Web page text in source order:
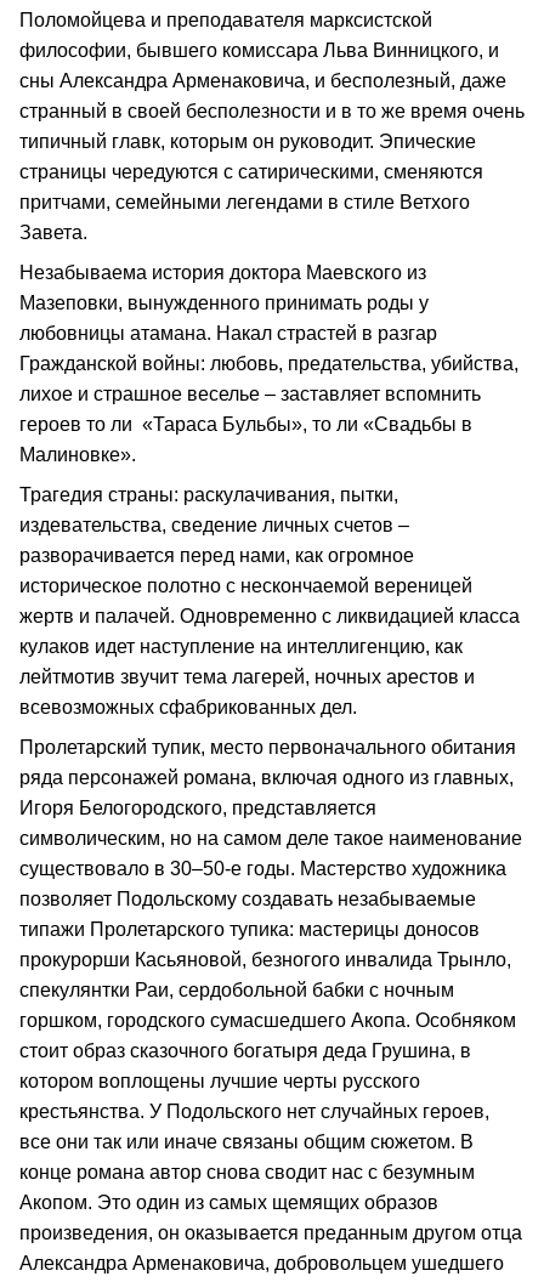
Поломойцева и преподавателя марксистской
философии, бывшего комиссара Льва Винницкого, и
сны Александра Арменаковича, и бесполезный, даже
странный в своей бесполезности и в то же время очень
типичный главк, которым он руководит. Эпические
страницы чередуются с сатирическими, сменяются
притчами, семейными легендами в стиле Ветхого
Завета.
Незабываема история доктора Маевского из
Мазеповки, вынужденного принимать роды у
любовницы атамана. Накал страстей в разгар
Гражданской войны: любовь, предательства, убийства,
лихое и страшное веселье – заставляет вспомнить
героев то ли «Тараса Бульбы», то ли «Свадьбы в
Малиновке».
Трагедия страны: раскулачивания, пытки,
издевательства, сведение личных счетов –
разворачивается перед нами, как огромное
историческое полотно с нескончаемой вереницей
жертв и палачей. Одновременно с ликвидацией класса
кулаков идет наступление на интеллигенцию, как
лейтмотив звучит тема лагерей, ночных арестов и
всевозможных сфабрикованных дел.
Пролетарский тупик, место первоначального обитания
ряда персонажей романа, включая одного из главных,
Игоря Белогородского, представляется
символическим, но на самом деле такое наименование
существовало в 30–50‑е годы. Мастерство художника
позволяет Подольскому создавать незабываемые
типажи Пролетарского тупика: мастерицы доносов
прокурорши Касьяновой, безногого инвалида Трынло,
спекулянтки Раи, сердобольной бабки с ночным
горшком, городского сумасшедшего Акопа. Особняком
стоит образ сказочного богатыря деда Грушина, в
котором воплощены лучшие черты русского
крестьянства. У Подольского нет случайных героев,
все они так или иначе связаны общим сюжетом. В
конце романа автор снова сводит нас с безумным
Акопом. Это один из самых щемящих образов
произведения, он оказывается преданным другом отца
Александра Арменаковича, добровольцем ушедшего